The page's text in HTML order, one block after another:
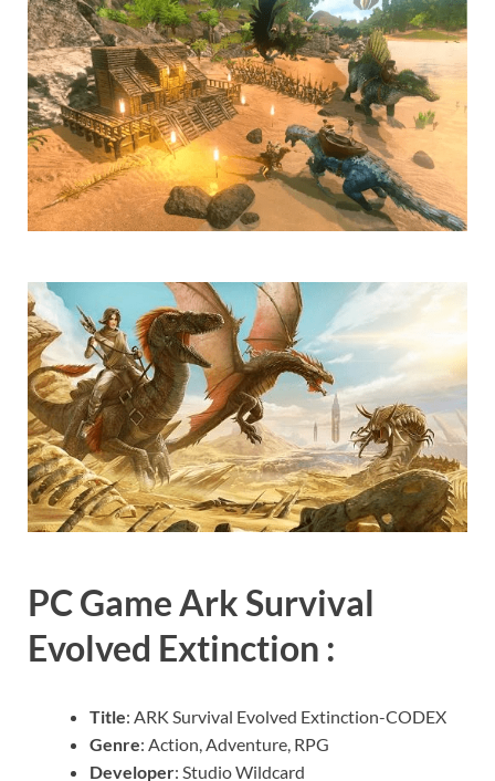
PC Game Ark Survival
Evolved Extinction :
Title: ARK Survival Evolved Extinction-CODEX
Genre: Action, Adventure, RPG
Developer: Studio Wildcard